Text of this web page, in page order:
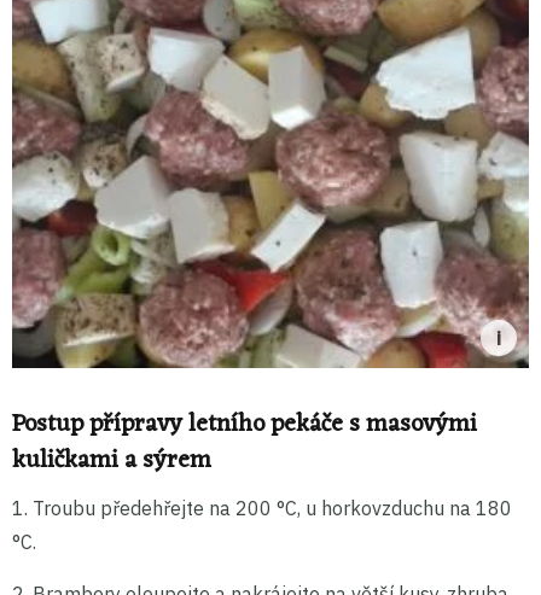
Postup přípravy letního pekáče s masovými
kuličkami a sýrem
1. Troubu předehřejte na 200 °C, u horkovzduchu na 180
°C.